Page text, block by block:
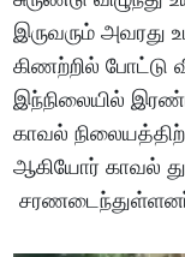
இருவரும் அவரது
கிணற்றில் போட்டு
இந்நிலையில்
காவல்
ஆகியோர் காவல்